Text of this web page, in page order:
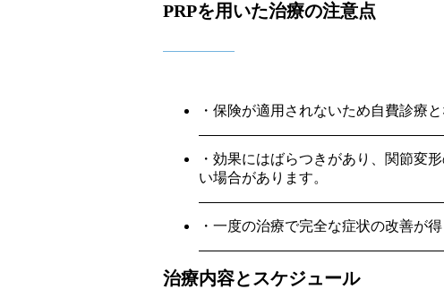
PRPを用いた治療の注意点
・保険が適用されないため自費診療と
・効果にはばらつきがあり、関節変
い場合があります。
・一度の治療で完全な症状の改善が
治療内容とスケジュール